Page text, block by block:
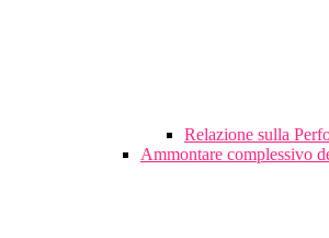
Relazione sulla
Ammontare complessivo